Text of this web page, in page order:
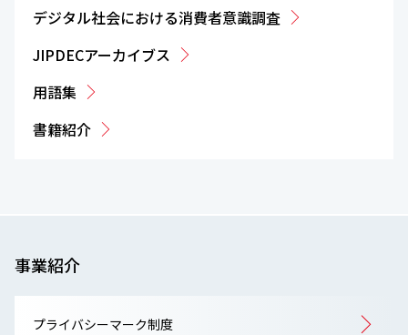
デジタル社会における消費者意識調査
JIPDECアーカイブス
用語集
書籍紹介
事業紹介
プライバシーマーク制度